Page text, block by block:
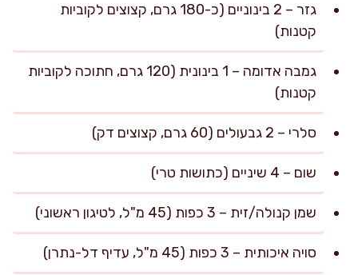
גזר – 2 בינוניים (כ-180 גרם, קצוצים לקוביות
קטנות)
גמבה אדומה – 1 בינונית (120 גרם, חתוכה לקוביות
קטנות)
סלרי – 2 גבעולים (60 גרם, קצוצים דק)
שום – 4 שיניים (כתושות טרי)
שמן קנולה/זית – 3 כפות (45 מ"ל, לטיגון ראשוני)
סויה איכותית – 3 כפות (45 מ"ל, עדיף דל-נתרן)